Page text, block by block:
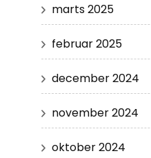
marts 2025
februar 2025
december 2024
november 2024
oktober 2024